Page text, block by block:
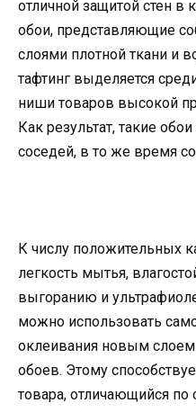
отличной защитой стен в
обои, представляющие
слоями плотной ткани и
тафтинг выделяется
ниши товаров высокой
Как результат, такие
соседей, в то же время
К числу положительных
легкость мытья,
выгоранию и
можно использовать
оклеивания новым
обоев. Этому
товара, отличающийся по